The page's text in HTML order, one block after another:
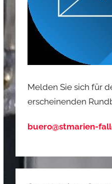
Melden Sie sich für
erscheinenden
buero@stmarien-